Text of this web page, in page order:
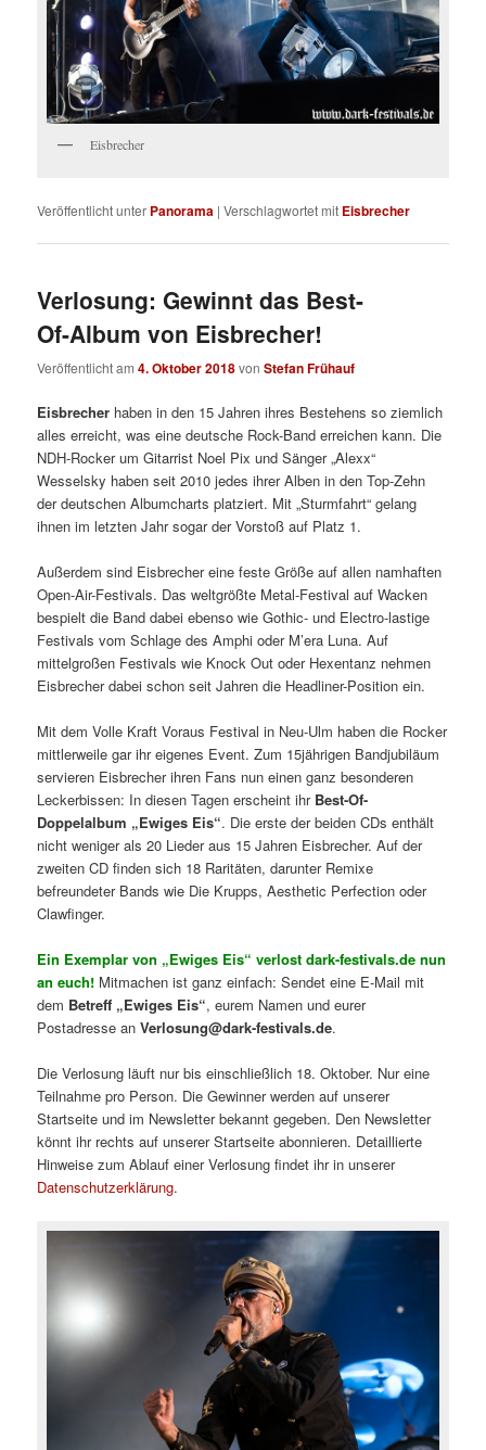
Eisbrecher
Veröffentlicht unter Panorama |Verschlagwortet mit Eisbrecher
Verlosung: Gewinnt das Best-
Of-Album von Eisbrecher!
Veröffentlicht am4. Oktober 2018vonStefan Frühauf
Eisbrecher haben in den 15 Jahren ihres Bestehens so ziemlich
alles erreicht, was eine deutsche Rock-Band erreichen kann. Die
NDH-Rocker um Gitarrist Noel Pix und Sänger „Alexx“
Wesselsky haben seit 2010 jedes ihrer Alben in den Top-Zehn
der deutschen Albumcharts platziert. Mit „Sturmfahrt“ gelang
ihnen im letzten Jahr sogar der Vorstoß auf Platz 1.
Außerdem sind Eisbrecher eine feste Größe auf allen namhaften
Open-Air-Festivals. Das weltgrößte Metal-Festival auf Wacken
bespielt die Band dabei ebenso wie Gothic- und Electro-lastige
Festivals vom Schlage des Amphi oder M’era Luna. Auf
mittelgroßen Festivals wie Knock Out oder Hexentanz nehmen
Eisbrecher dabei schon seit Jahren die Headliner-Position ein.
Mit dem Volle Kraft Voraus Festival in Neu-Ulm haben die Rocker
mittlerweile gar ihr eigenes Event. Zum 15jährigen Bandjubiläum
servieren Eisbrecher ihren Fans nun einen ganz besonderen
Leckerbissen: In diesen Tagen erscheint ihr Best-Of-
Doppelalbum „Ewiges Eis“. Die erste der beiden CDs enthält
nicht weniger als 20 Lieder aus 15 Jahren Eisbrecher. Auf der
zweiten CD finden sich 18 Raritäten, darunter Remixe
befreundeter Bands wie Die Krupps, Aesthetic Perfection oder
Clawfinger.
Ein Exemplar von „Ewiges Eis“ verlost dark-festivals.de nun
an euch! Mitmachen ist ganz einfach: Sendet eine E-Mail mit
dem Betreff „Ewiges Eis“, eurem Namen und eurer
Postadresse anVerlosung@dark-festivals.de.
Die Verlosung läuft nur bis einschließlich 18. Oktober. Nur eine
Teilnahme pro Person. Die Gewinner werden auf unserer
Startseite und im Newsletter bekannt gegeben. Den Newsletter
könnt ihr rechts auf unserer Startseite abonnieren. Detaillierte
Hinweise zum Ablauf einer Verlosung findet ihr in unserer
Datenschutzerklärung.